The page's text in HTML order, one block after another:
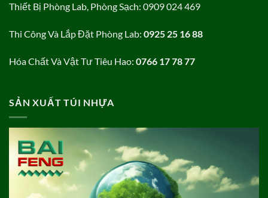
Thiết Bị Phòng Lab, Phòng Sạch: 0909 024 469
Thi Công Và Lắp Đặt Phòng Lab: 0925 25 16 88
Hóa Chất Và Vật Tư Tiêu Hao: 0766 17 78 77
SẢN XUẤT TÚI NHỰA